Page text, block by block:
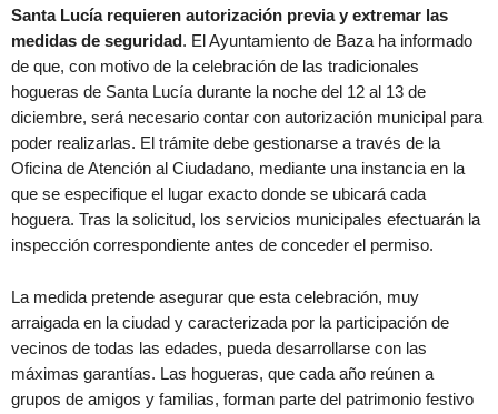
Santa Lucía requieren autorización previa y extremar las
medidas de seguridad. El Ayuntamiento de Baza ha informado
de que, con motivo de la celebración de las tradicionales
hogueras de Santa Lucía durante la noche del 12 al 13 de
diciembre, será necesario contar con autorización municipal para
poder realizarlas. El trámite debe gestionarse a través de la
Oficina de Atención al Ciudadano, mediante una instancia en la
que se especifique el lugar exacto donde se ubicará cada
hoguera. Tras la solicitud, los servicios municipales efectuarán la
inspección correspondiente antes de conceder el permiso.
La medida pretende asegurar que esta celebración, muy
arraigada en la ciudad y caracterizada por la participación de
vecinos de todas las edades, pueda desarrollarse con las
máximas garantías. Las hogueras, que cada año reúnen a
grupos de amigos y familias, forman parte del patrimonio festivo